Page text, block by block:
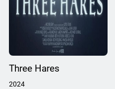
Three Hares
2024